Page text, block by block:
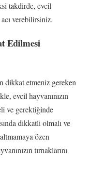
takdirde, evcil
acı verebilirsiniz.
Edilmesi
dikkat etmeniz gereken
evcil hayvanınızın
ve gerektiğinde
dikkatli olmalı ve
özen
tırnaklarını